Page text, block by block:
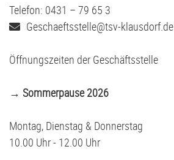
Telefon: 0431 – 79 65 3
Geschaeftsstelle@tsv-klausdorf.de
Öffnungszeiten der Geschäftsstelle
→ Sommerpause 2026
Montag, Dienstag & Donnerstag
10.00 Uhr - 12.00 Uhr